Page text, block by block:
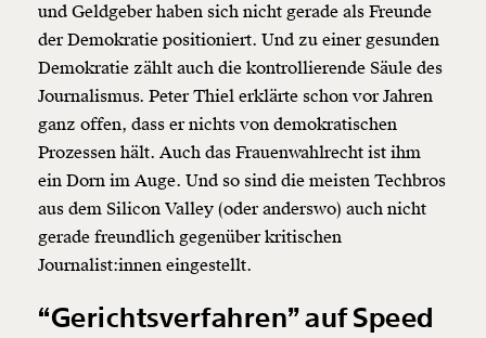
und Geldgeber haben sich nicht gerade als Freunde
der Demokratie positioniert. Und zu einer gesunden
Demokratie zählt auch die kontrollierende Säule des
Journalismus. Peter Thiel erklärte schon vor Jahren
ganz offen, dass er nichts von demokratischen
Prozessen hält. Auch das Frauenwahlrecht ist ihm
ein Dorn im Auge. Und so sind die meisten Techbros
aus dem Silicon Valley (oder anderswo) auch nicht
gerade freundlich gegenüber kritischen
Journalist:innen eingestellt.
“Gerichtsverfahren” auf Speed